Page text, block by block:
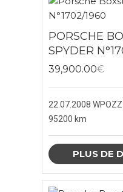
PORSCHE
SPYDER
39,900.00€
22.07.2008
95200 km
PLUS DE